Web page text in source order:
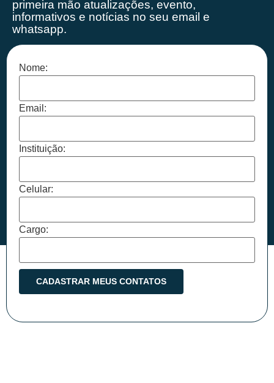
primeira mão atualizações, evento,
informativos e notícias no seu email e
whatsapp.
Nome:
Email:
Instituição:
Celular:
Cargo: